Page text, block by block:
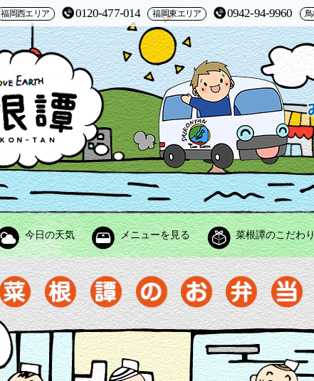
福岡西エリア 0120-477-014 福岡東エリア 0942-94-9960
今日の天気 メニューを見る 菜根譚のこだわり